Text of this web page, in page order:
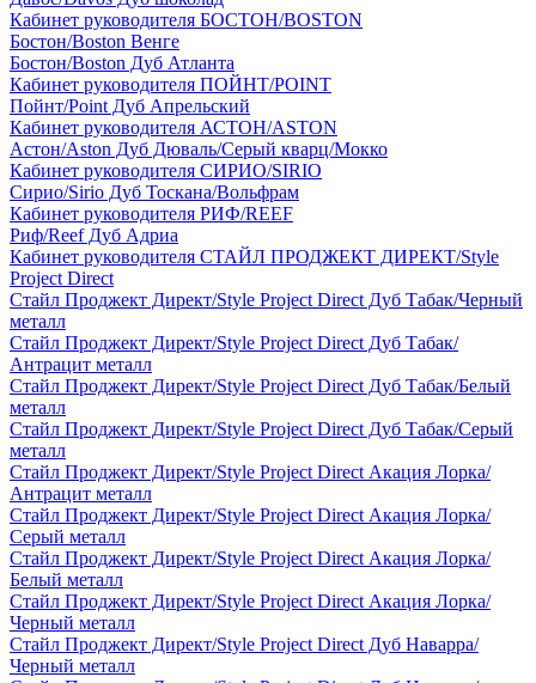
Кабинет руководителя БОСТОН/BOSTON
Бостон/Boston Венге
Бостон/Boston Дуб Атланта
Кабинет руководителя ПОЙНТ/POINT
Пойнт/Point Дуб Апрельский
Кабинет руководителя АСТОН/ASTON
Астон/Aston Дуб Дюваль/Серый кварц/Мокко
Кабинет руководителя СИРИО/SIRIO
Сирио/Sirio Дуб Тоскана/Вольфрам
Кабинет руководителя РИФ/REEF
Риф/Reef Дуб Адриа
Кабинет руководителя СТАЙЛ ПРОДЖЕКТ ДИРЕКТ/Style
Project Direct
Стайл Проджект Директ/Style Project Direct Дуб Табак/Черный
металл
Стайл Проджект Директ/Style Project Direct Дуб Табак/
Антрацит металл
Стайл Проджект Директ/Style Project Direct Дуб Табак/Белый
металл
Стайл Проджект Директ/Style Project Direct Дуб Табак/Серый
металл
Стайл Проджект Директ/Style Project Direct Акация Лорка/
Антрацит металл
Стайл Проджект Директ/Style Project Direct Акация Лорка/
Серый металл
Стайл Проджект Директ/Style Project Direct Акация Лорка/
Белый металл
Стайл Проджект Директ/Style Project Direct Акация Лорка/
Черный металл
Стайл Проджект Директ/Style Project Direct Дуб Наварра/
Черный металл